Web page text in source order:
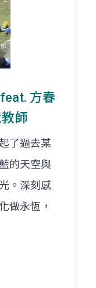
方春
師
了過去某
的天空與
。深刻感
做永恆，